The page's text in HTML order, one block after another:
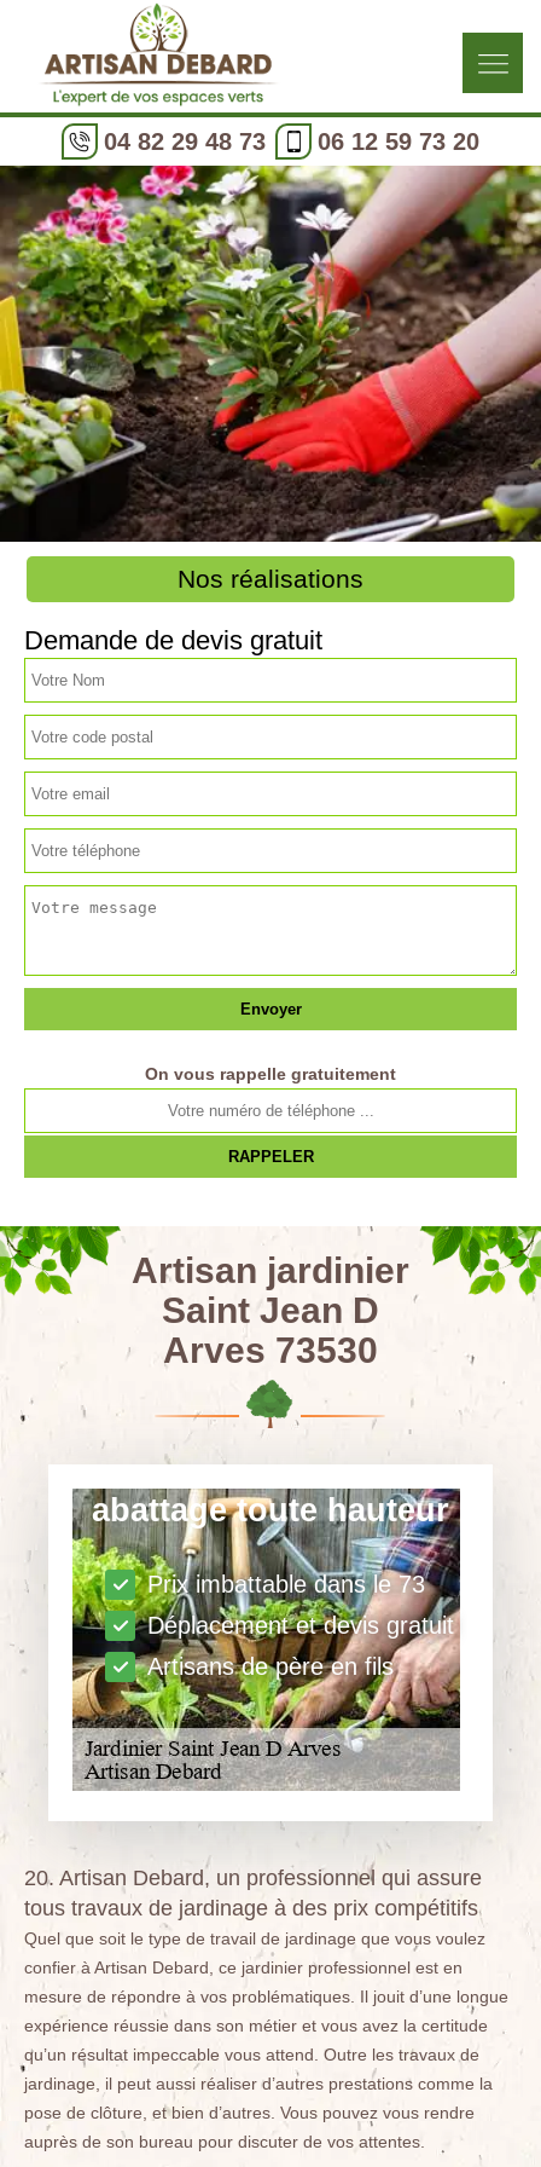
04 82 29 48 73 06 12 59 73 20
abattage toute hauteur
Prix imbattable dans le 73
Déplacement et devis gratuit
Artisans de père en fils
Nos réalisations
Demande de devis gratuit
On vous rappelle gratuitement
Artisan jardinier
Saint Jean D
Arves 73530
20. Artisan Debard, un professionnel qui assure
tous travaux de jardinage à des prix compétitifs
Quel que soit le type de travail de jardinage que vous voulez
confier à Artisan Debard, ce jardinier professionnel est en
mesure de répondre à vos problématiques. Il jouit d’une longue
expérience réussie dans son métier et vous avez la certitude
qu’un résultat impeccable vous attend. Outre les travaux de
jardinage, il peut aussi réaliser d’autres prestations comme la
pose de clôture, et bien d’autres. Vous pouvez vous rendre
auprès de son bureau pour discuter de vos attentes.